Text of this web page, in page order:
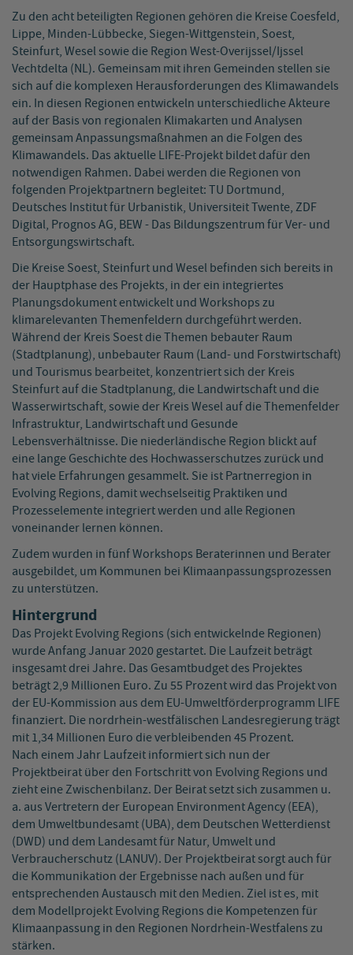
Zu den acht beteiligten Regionen gehören die Kreise Coesfeld,
Lippe, Minden-Lübbecke, Siegen-Wittgenstein, Soest,
Steinfurt, Wesel sowie die Region West-Overijssel/Ijssel
Vechtdelta (NL). Gemeinsam mit ihren Gemeinden stellen sie
sich auf die komplexen Herausforderungen des Klimawandels
ein. In diesen Regionen entwickeln unterschiedliche Akteure
auf der Basis von regionalen Klimakarten und Analysen
gemeinsam Anpassungsmaßnahmen an die Folgen des
Klimawandels. Das aktuelle LIFE-Projekt bildet dafür den
notwendigen Rahmen. Dabei werden die Regionen von
folgenden Projektpartnern begleitet: TU Dortmund,
Deutsches Institut für Urbanistik, Universiteit Twente, ZDF
Digital, Prognos AG, BEW - Das Bildungszentrum für Ver- und
Entsorgungswirtschaft.
Die Kreise Soest, Steinfurt und Wesel befinden sich bereits in
der Hauptphase des Projekts, in der ein integriertes
Planungsdokument entwickelt und Workshops zu
klimarelevanten Themenfeldern durchgeführt werden.
Während der Kreis Soest die Themen bebauter Raum
(Stadtplanung), unbebauter Raum (Land- und Forstwirtschaft)
und Tourismus bearbeitet, konzentriert sich der Kreis
Steinfurt auf die Stadtplanung, die Landwirtschaft und die
Wasserwirtschaft, sowie der Kreis Wesel auf die Themenfelder
Infrastruktur, Landwirtschaft und Gesunde
Lebensverhältnisse. Die niederländische Region blickt auf
eine lange Geschichte des Hochwasserschutzes zurück und
hat viele Erfahrungen gesammelt. Sie ist Partnerregion in
Evolving Regions, damit wechselseitig Praktiken und
Prozesselemente integriert werden und alle Regionen
voneinander lernen können.
Zudem wurden in fünf Workshops Beraterinnen und Berater
ausgebildet, um Kommunen bei Klimaanpassungsprozessen
zu unterstützen.
Hintergrund
Das Projekt Evolving Regions (sich entwickelnde Regionen)
wurde Anfang Januar 2020 gestartet. Die Laufzeit beträgt
insgesamt drei Jahre. Das Gesamtbudget des Projektes
beträgt 2,9 Millionen Euro. Zu 55 Prozent wird das Projekt von
der EU-Kommission aus dem EU-Umweltförderprogramm LIFE
finanziert. Die nordrhein-westfälischen Landesregierung trägt
mit 1,34 Millionen Euro die verbleibenden 45 Prozent.
Nach einem Jahr Laufzeit informiert sich nun der
Projektbeirat über den Fortschritt von Evolving Regions und
zieht eine Zwischenbilanz. Der Beirat setzt sich zusammen u.
a. aus Vertretern der European Environment Agency (EEA),
dem Umweltbundesamt (UBA), dem Deutschen Wetterdienst
(DWD) und dem Landesamt für Natur, Umwelt und
Verbraucherschutz (LANUV). Der Projektbeirat sorgt auch für
die Kommunikation der Ergebnisse nach außen und für
entsprechenden Austausch mit den Medien. Ziel ist es, mit
dem Modellprojekt Evolving Regions die Kompetenzen für
Klimaanpassung in den Regionen Nordrhein-Westfalens zu
stärken.